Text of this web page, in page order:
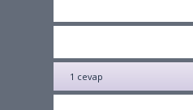
1 cevap